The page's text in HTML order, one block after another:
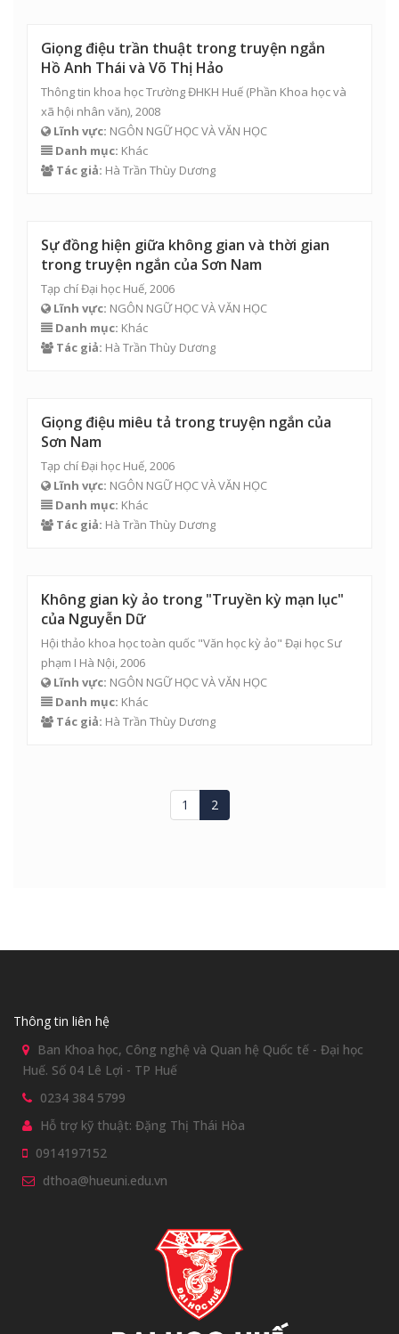
Giọng điệu trần thuật trong truyện ngắn
Hồ Anh Thái và Võ Thị Hảo
Thông tin khoa học Trường ĐHKH Huế (Phần Khoa học và
xã hội nhân văn), 2008
Lĩnh vực: NGÔN NGỮ HỌC VÀ VĂN HỌC
Danh mục: Khác
Tác giả: Hà Trần Thùy Dương
Sự đồng hiện giữa không gian và thời gian
trong truyện ngắn của Sơn Nam
Tạp chí Đại học Huế, 2006
Lĩnh vực: NGÔN NGỮ HỌC VÀ VĂN HỌC
Danh mục: Khác
Tác giả: Hà Trần Thùy Dương
Giọng điệu miêu tả trong truyện ngắn của
Sơn Nam
Tạp chí Đại học Huế, 2006
Lĩnh vực: NGÔN NGỮ HỌC VÀ VĂN HỌC
Danh mục: Khác
Tác giả: Hà Trần Thùy Dương
Không gian kỳ ảo trong "Truyền kỳ mạn lục"
của Nguyễn Dữ
Hội thảo khoa học toàn quốc "Văn học kỳ ảo" Đại học Sư
phạm I Hà Nội, 2006
Lĩnh vực: NGÔN NGỮ HỌC VÀ VĂN HỌC
Danh mục: Khác
Tác giả: Hà Trần Thùy Dương
1 2
Thông tin liên hệ
Ban Khoa học, Công nghệ và Quan hệ Quốc tế - Đại học
Huế. Số 04 Lê Lợi - TP Huế
0234 384 5799
Hỗ trợ kỹ thuật: Đặng Thị Thái Hòa
0914197152
dthoa@hueuni.edu.vn